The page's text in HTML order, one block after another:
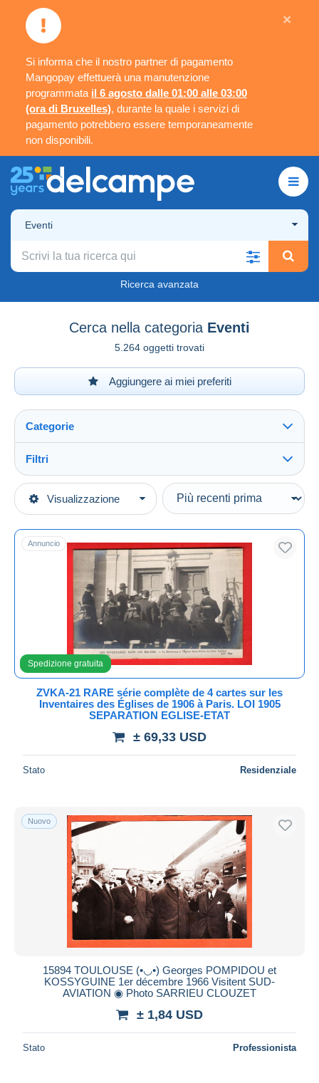
Si informa che il nostro partner di pagamento
Mangopay effettuerà una manutenzione
programmata il 6 agosto dalle 01:00 alle 03:00
(ora di Bruxelles), durante la quale i servizi di
pagamento potrebbero essere temporaneamente
non disponibili.
×
Eventi
Ricerca avanzata
Cerca nella categoria Eventi
5.264 oggetti trovati
Aggiungere ai miei preferiti
Visualizzazione
Categorie
Categorie principali
Tematica
Filtri
Tipo di vendita
In corso
Asta con offerte
Aste senza offerte
Casa d'aste
Tutte le durate
Chiude fra
Dalle USD
Metodi di pagamento
PayPal
Bonifico bancario
Visa
Mastercard
Bancontact
iDeal
Maestro
Deselezionare tutto
Residenza del venditore
Annuncio
Spedizione gratuita
ZVKA-21 RARE série complète de 4 cartes sur les
Inventaires des Églises de 1906 à Paris. LOI 1905
SEPARATION EGLISE-ETAT
± 69,33 USD
Stato Residenziale
Nuovo
15894 TOULOUSE (•◡•) Georges POMPIDOU et
KOSSYGUINE 1er décembre 1966 Visitent SUD-
AVIATION ◉ Photo SARRIEU CLOUZET
± 1,84 USD
Stato Professionista